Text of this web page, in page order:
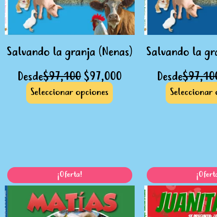
Salvando la granja (Nenas)
Desde$97,100$97,000
Seleccionar opciones
pueden
elegir
la
página
de
producto
Salvando la
Desde$
Seleccionar
¡Oferta!El
precio
original
El
precio
actual
producto
tiene